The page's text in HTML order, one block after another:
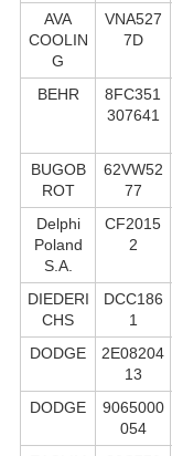
AVA
COOLIN
G
VNA527
7D
BEHR
8FC351
307641
BUGOB
ROT
62VW52
77
Delphi
Poland
S.А.
CF2015
2
DIEDERI
CHS
DCC186
1
DODGE
2E08204
13
DODGE
9065000
054